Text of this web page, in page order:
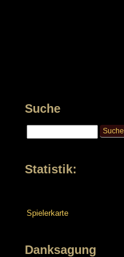
Suche
Statistik:
Spielerkarte
Danksagung